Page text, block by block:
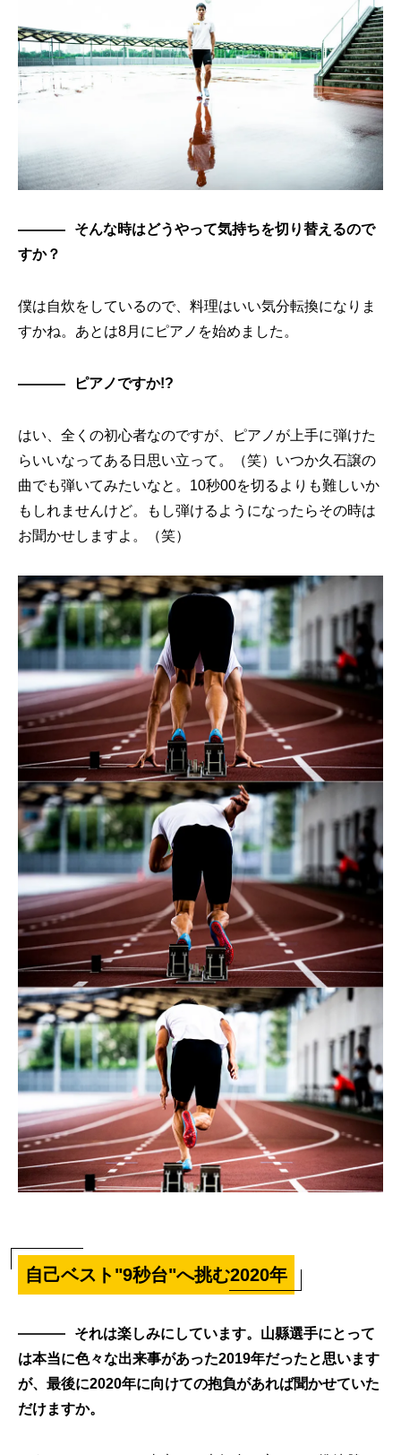
そんな時はどうやって気持ちを切り替えるので
すか？
僕は自炊をしているので、料理はいい気分転換になりま
すかね。あとは8月にピアノを始めました。
ピアノですか!?
はい、全くの初心者なのですが、ピアノが上手に弾けた
らいいなってある日思い立って。（笑）いつか久石譲の
曲でも弾いてみたいなと。10秒00を切るよりも難しいか
もしれませんけど。もし弾けるようになったらその時は
お聞かせしますよ。（笑）
自己ベスト"9秒台"へ挑む2020年
それは楽しみにしています。山縣選手にとって
は本当に色々な出来事があった2019年だったと思います
が、最後に2020年に向けての抱負があれば聞かせていた
だけますか。